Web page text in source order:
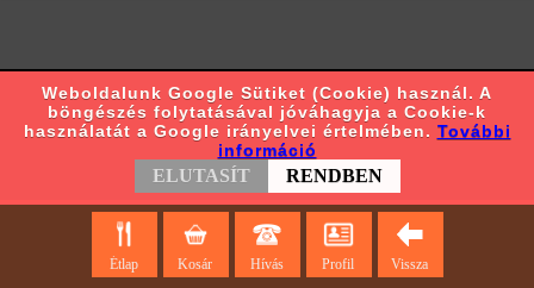
Étlap Kosár Hívás Profil Vissza
Weboldalunk Google Sütiket (Cookie) használ. A
böngészés folytatásával jóváhagyja a Cookie-k
használatát a Google irányelvei értelmében. További
információ
ELUTASÍT RENDBEN